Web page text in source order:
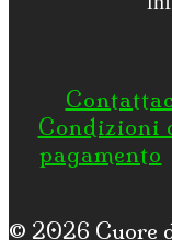
Condizioni
pagamento
© 2026 Cuore